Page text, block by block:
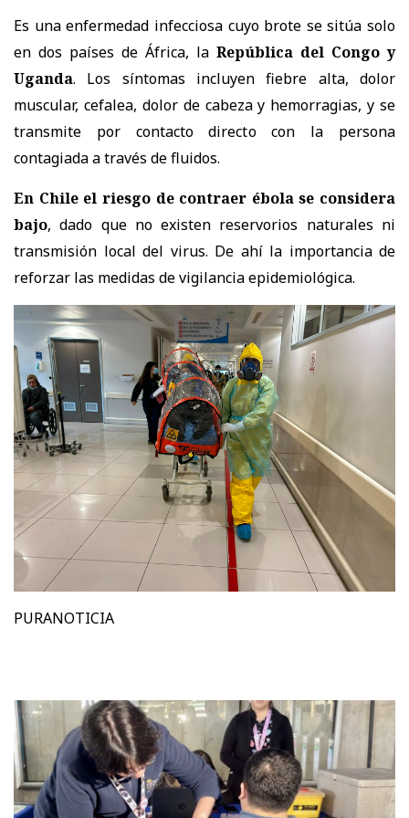
Es una enfermedad infecciosa cuyo brote se sitúa solo
en dos países de África, la República del Congo y
Uganda. Los síntomas incluyen fiebre alta, dolor
muscular, cefalea, dolor de cabeza y hemorragias, y se
transmite por contacto directo con la persona
contagiada a través de fluidos.
En Chile el riesgo de contraer ébola se considera
bajo, dado que no existen reservorios naturales ni
transmisión local del virus. De ahí la importancia de
reforzar las medidas de vigilancia epidemiológica.
PURANOTICIA